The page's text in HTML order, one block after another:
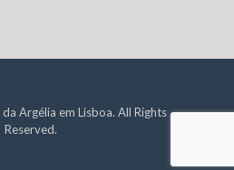
Argélia em Lisboa. All Rights
Reserved.